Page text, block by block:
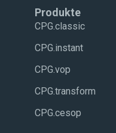
Produkte
CPG.classic
CPG.instant
CPG.vop
CPG.transform
CPG.cesop